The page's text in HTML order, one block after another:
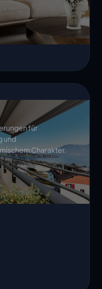
für
und
Charakter.